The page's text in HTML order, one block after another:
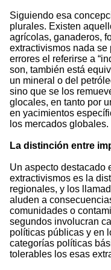
Siguiendo esa
plurales. Existen
agrícolas, ganaderos,
extractivismos nada se
errores el referirse a
son, también está
un mineral o del
sino que se los
glocales, en tanto por
en yacimientos
los mercados globales.
La distinción entre
Un aspecto destacado
extractivismos es la
regionales, y los
aluden a
comunidades o
segundos involucran
políticas públicas y en
categorías políticas
tolerables los esas